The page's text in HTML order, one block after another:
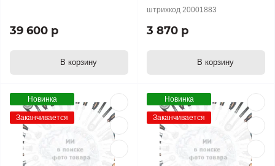
39 600 р
В корзину
штрихкод 20001883
3 870 р
В корзину
Новинка
Заканчивается
Новинка
Заканчивается